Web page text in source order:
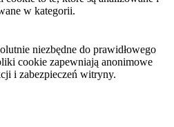
w kategorii.
niezbędne do prawidłowego
cookie zapewniają anonimowe
i zabezpieczeń witryny.